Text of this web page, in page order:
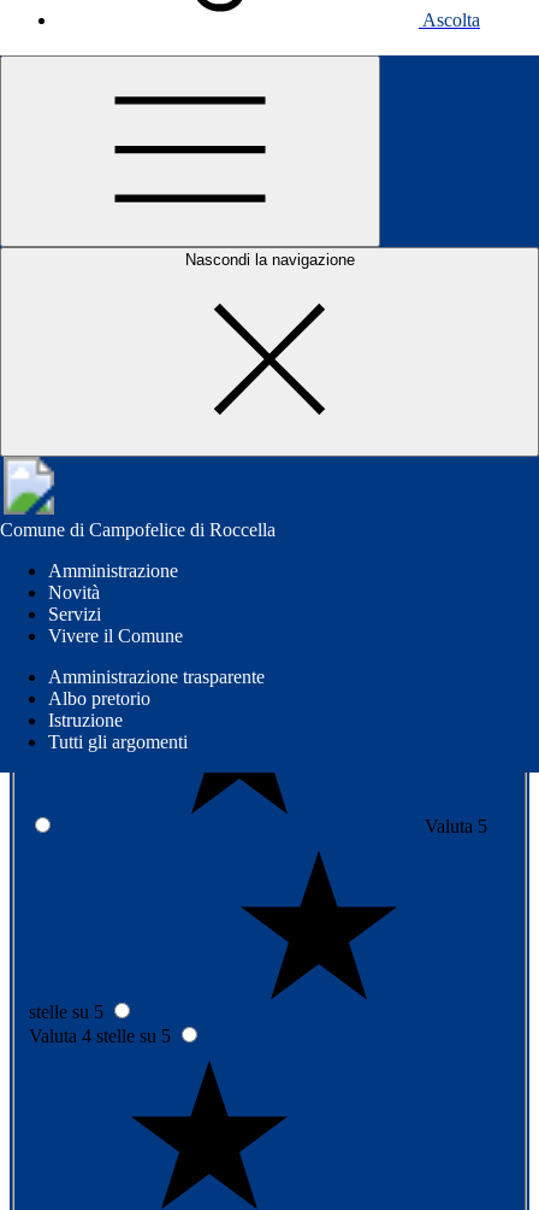
Nascondi la navigazione
Comune di Campofelice di Roccella
Amministrazione
Novità
Servizi
Vivere il Comune
Amministrazione trasparente
Albo pretorio
Istruzione
Tutti gli argomenti
Ascolta
Si rende noto che, in esecuzione alla deliberazione di Giunta
Municipale n. 67 del 17.05.2018, è stato pubblicato il bando per
Le domande, su apposito modello in distribuzione presso il Settore
Servizi Sociali, dovranno pervenire all’ufficio di protocollo dell’Ente
entro le ore 12.00 del 12.07.2018, pena la non ammissione.
domanda partecipazione cantieri
Pagina aggiornata il 12/06/2018
Quanto sono chiare le informazioni su
questa pagina?
Valuta 5
stelle su 5
Valuta 4 stelle su 5